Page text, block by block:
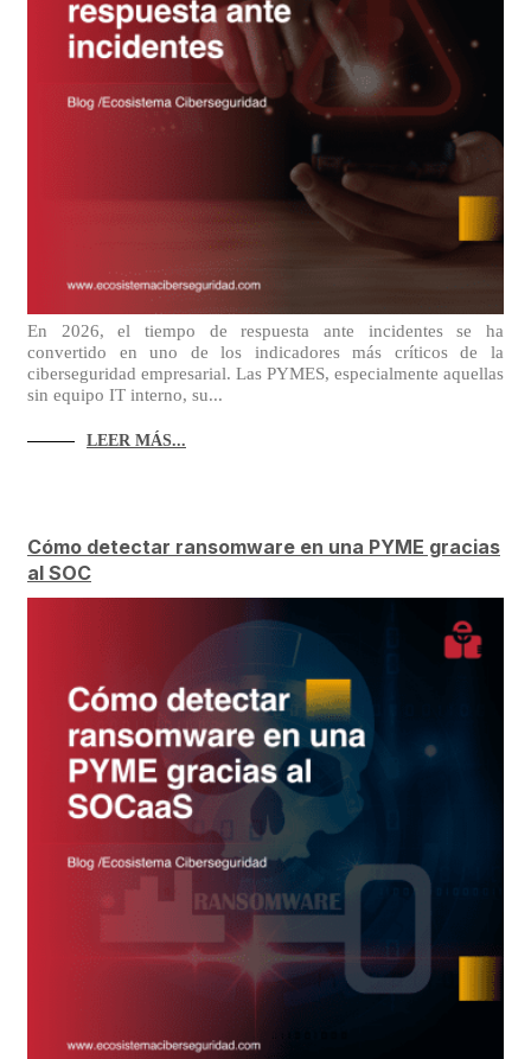
En 2026, el tiempo de respuesta ante incidentes se ha
convertido en uno de los indicadores más críticos de la
ciberseguridad empresarial. Las PYMES, especialmente aquellas
sin equipo IT interno, su...
LEER MÁS...
Cómo detectar ransomware en una PYME gracias
al SOC